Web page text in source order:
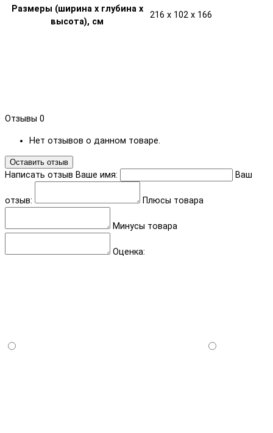
Размеры (ширина х глубина х
высота), см
216 x 102 x 166
Отзывы 0
Нет отзывов о данном товаре.
Оставить отзыв
Написать отзыв Ваше имя: Ваш
отзыв: Плюсы товара
Минусы товара
Оценка: